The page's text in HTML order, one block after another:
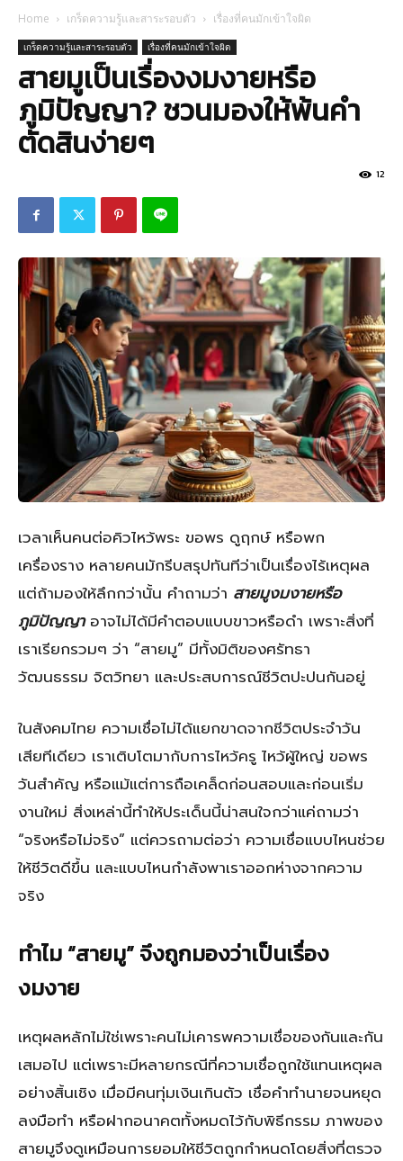
Home เกร็ดความรู้และสาระรอบตัว เรื่องที่คนมักเข้าใจผิด
เกร็ดความรู้และสาระรอบตัว เรื่องที่คนมักเข้าใจผิด
สายมูเป็นเรื่องงมงายหรือ
ภูมิปัญญา? ชวนมองให้พ้นคำ
ตัดสินง่ายๆ
12
เวลาเห็นคนต่อคิวไหว้พระ ขอพร ดูฤกษ์ หรือพก
เครื่องราง หลายคนมักรีบสรุปทันทีว่าเป็นเรื่องไร้เหตุผล
แต่ถ้ามองให้ลึกกว่านั้น คำถามว่า สายมูงมงายหรือ
ภูมิปัญญาอาจไม่ได้มีคำตอบแบบขาวหรือดำ เพราะสิ่งที่
เราเรียกรวมๆ ว่า “สายมู” มีทั้งมิติของศรัทธา
วัฒนธรรม จิตวิทยา และประสบการณ์ชีวิตปะปนกันอยู่
ในสังคมไทย ความเชื่อไม่ได้แยกขาดจากชีวิตประจำวัน
เสียทีเดียว เราเติบโตมากับการไหว้ครู ไหว้ผู้ใหญ่ ขอพร
วันสำคัญ หรือแม้แต่การถือเคล็ดก่อนสอบและก่อนเริ่ม
งานใหม่ สิ่งเหล่านี้ทำให้ประเด็นนี้น่าสนใจกว่าแค่ถามว่า
“จริงหรือไม่จริง” แต่ควรถามต่อว่า ความเชื่อแบบไหนช่วย
ให้ชีวิตดีขึ้น และแบบไหนกำลังพาเราออกห่างจากความ
จริง
ทำไม “สายมู” จึงถูกมองว่าเป็นเรื่อง
งมงาย
เหตุผลหลักไม่ใช่เพราะคนไม่เคารพความเชื่อของกันและกัน
เสมอไป แต่เพราะมีหลายกรณีที่ความเชื่อถูกใช้แทนเหตุผล
อย่างสิ้นเชิง เมื่อมีคนทุ่มเงินเกินตัว เชื่อคำทำนายจนหยุด
ลงมือทำ หรือฝากอนาคตทั้งหมดไว้กับพิธีกรรม ภาพของ
สายมูจึงดูเหมือนการยอมให้ชีวิตถูกกำหนดโดยสิ่งที่ตรวจ